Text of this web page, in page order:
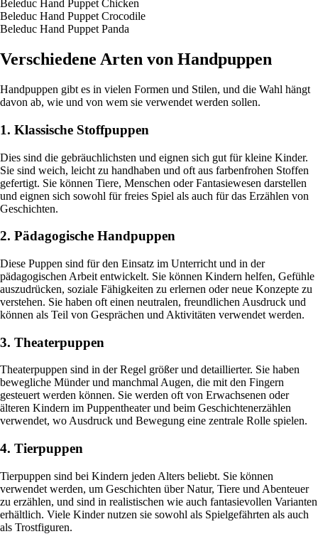
Beleduc Hand Puppet Chicken
Beleduc Hand Puppet Crocodile
Beleduc Hand Puppet Panda
Verschiedene Arten von Handpuppen
Handpuppen gibt es in vielen Formen und Stilen, und die Wahl hängt
davon ab, wie und von wem sie verwendet werden sollen.
1. Klassische Stoffpuppen
Dies sind die gebräuchlichsten und eignen sich gut für kleine Kinder.
Sie sind weich, leicht zu handhaben und oft aus farbenfrohen Stoffen
gefertigt. Sie können Tiere, Menschen oder Fantasiewesen darstellen
und eignen sich sowohl für freies Spiel als auch für das Erzählen von
Geschichten.
2. Pädagogische Handpuppen
Diese Puppen sind für den Einsatz im Unterricht und in der
pädagogischen Arbeit entwickelt. Sie können Kindern helfen, Gefühle
auszudrücken, soziale Fähigkeiten zu erlernen oder neue Konzepte zu
verstehen. Sie haben oft einen neutralen, freundlichen Ausdruck und
können als Teil von Gesprächen und Aktivitäten verwendet werden.
3. Theaterpuppen
Theaterpuppen sind in der Regel größer und detaillierter. Sie haben
bewegliche Münder und manchmal Augen, die mit den Fingern
gesteuert werden können. Sie werden oft von Erwachsenen oder
älteren Kindern im Puppentheater und beim Geschichtenerzählen
verwendet, wo Ausdruck und Bewegung eine zentrale Rolle spielen.
4. Tierpuppen
Tierpuppen sind bei Kindern jeden Alters beliebt. Sie können
verwendet werden, um Geschichten über Natur, Tiere und Abenteuer
zu erzählen, und sind in realistischen wie auch fantasievollen Varianten
erhältlich. Viele Kinder nutzen sie sowohl als Spielgefährten als auch
als Trostfiguren.